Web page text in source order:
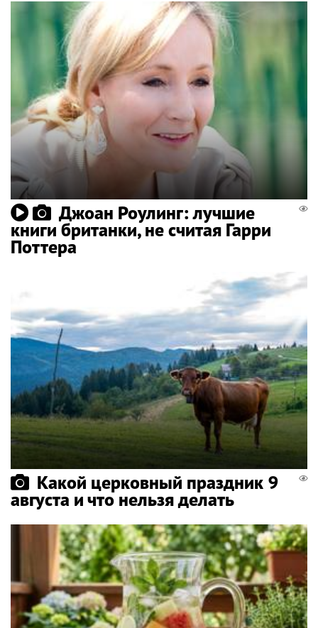
Джоан Роулинг: лучшие
книги британки, не считая Гарри
Поттера
Какой церковный праздник 9
августа и что нельзя делать